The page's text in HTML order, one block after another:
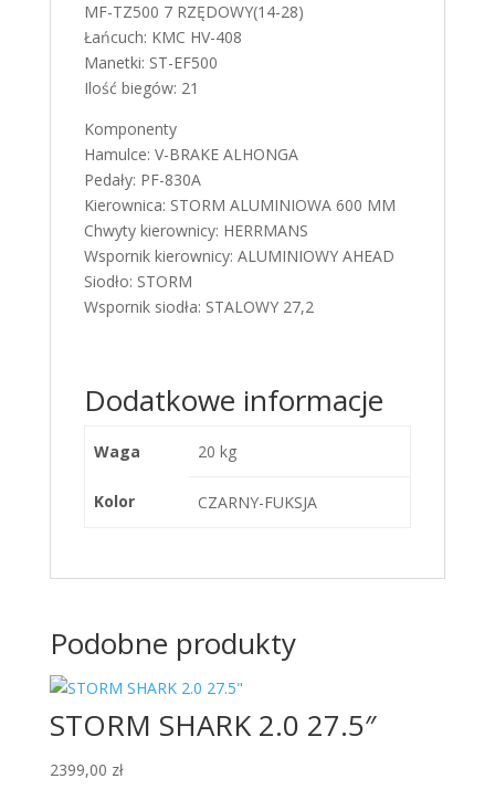
MF-TZ500 7 RZĘDOWY(14-28)
Łańcuch: KMC HV-408
Manetki: ST-EF500
Ilość biegów: 21
Komponenty
Hamulce: V-BRAKE ALHONGA
Pedały: PF-830A
Kierownica: STORM ALUMINIOWA 600 MM
Chwyty kierownicy: HERRMANS
Wspornik kierownicy: ALUMINIOWY AHEAD
Siodło: STORM
Wspornik siodła: STALOWY 27,2
Dodatkowe informacje
Waga 20 kg
Kolor CZARNY-FUKSJA
Podobne produkty
STORM SHARK 2.0 27.5″
2399,00 zł